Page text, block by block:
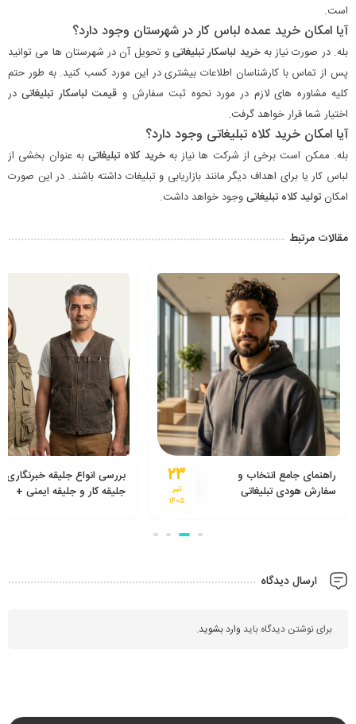
است.
آیا امکان خرید عمده لباس کار در شهرستان وجود دارد؟
بله. در صورت نیاز بهخرید لباسکار تبلیغاتیو تحویل آن در شهرستان ها می توانید
پس از تماس با کارشناسان اطلاعات بیشتری در این مورد کسب کنید. به طور حتم
کلیه مشاوره های لازم در مورد نحوه ثبت سفارش و قیمت لباسکار تبلیغاتی در
اختیار شما قرار خواهد گرفت.
آیا امکان خرید کلاه تبلیغاتی وجود دارد؟
بله. ممکن است برخی از شرکت ها نیاز بهخرید کلاه تبلیغاتیبه عنوان بخشی از
لباس کار یا برای اهداف دیگر مانند بازاریابی و تبلیغات داشته باشند. در این صورت
امکانتولید کلاه تبلیغاتیوجود خواهد داشت.
مقالات مرتبط
۱۶
تیر
۱۴۰۵
بررسی انواع جلیقه خبرنگاری،
جلیقه کار و جلیقه ایمنی +
لباس کار تبلیغاتی یا هزینه
اضافی؟
ارسال دیدگاه
برای نوشتن دیدگاه باید وارد بشوید.